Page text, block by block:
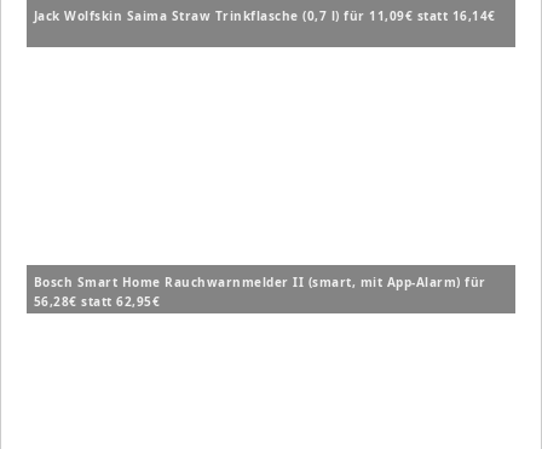
Jack Wolfskin Saima Straw Trinkflasche (0,7 l) für 11,09€ statt 16,14€
Bosch Smart Home Rauchwarnmelder II (smart, mit App-Alarm) für
56,28€ statt 62,95€